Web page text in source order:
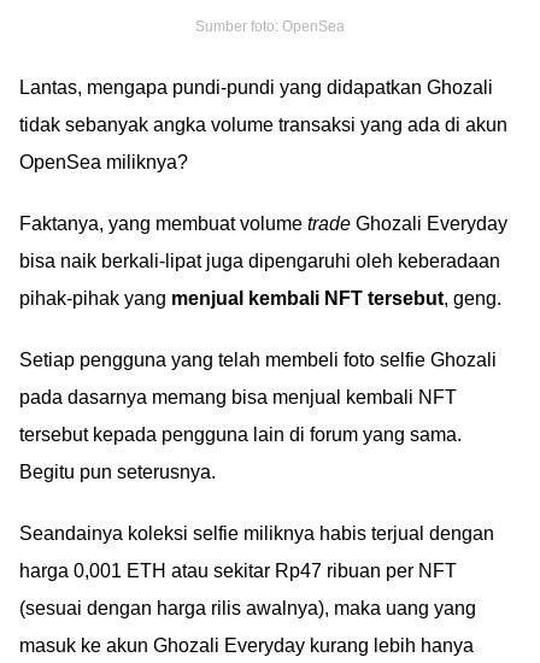
Sumber foto: OpenSea
Lantas, mengapa pundi-pundi yang didapatkan Ghozali
tidak sebanyak angka volume transaksi yang ada di akun
OpenSea miliknya?
Faktanya, yang membuat volume trade Ghozali Everyday
bisa naik berkali-lipat juga dipengaruhi oleh keberadaan
pihak-pihak yang menjual kembali NFT tersebut, geng.
Setiap pengguna yang telah membeli foto selfie Ghozali
pada dasarnya memang bisa menjual kembali NFT
tersebut kepada pengguna lain di forum yang sama.
Begitu pun seterusnya.
Seandainya koleksi selfie miliknya habis terjual dengan
harga 0,001 ETH atau sekitar Rp47 ribuan per NFT
(sesuai dengan harga rilis awalnya), maka uang yang
masuk ke akun Ghozali Everyday kurang lebih hanya